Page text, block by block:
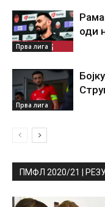
Прва лига
оди
Прва лига
ПМФЛ 2020/21 |